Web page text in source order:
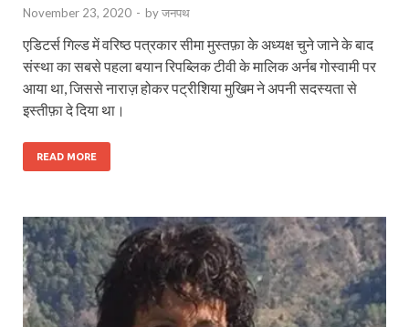
November 23, 2020 - byजनपथ
एडिटर्स गिल्‍ड में वरिष्‍ठ पत्रकार सीमा मुस्‍तफ़ा के अध्‍यक्ष चुने जाने के बाद
संस्‍था का सबसे पहला बयान रिपब्लिक टीवी के मालिक अर्नब गोस्‍वामी पर
आया था, जिससे नाराज़ होकर पट्रीशिया मुखिम ने अपनी सदस्‍यता से
इस्‍तीफ़ा दे दिया था।
READ MORE